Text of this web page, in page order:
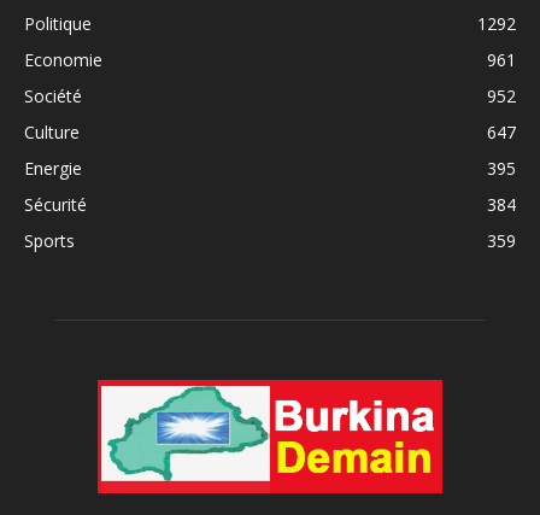
Politique
1292
Economie
961
Société
952
Culture
647
Energie
395
Sécurité
384
Sports
359